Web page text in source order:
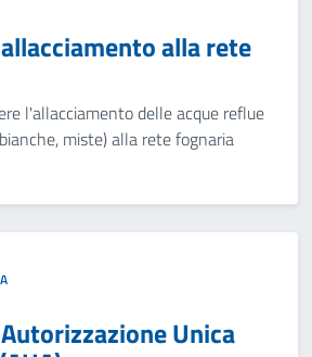
alla rete
l'allacciamento delle acque reflue
miste) alla rete fognaria
Unica